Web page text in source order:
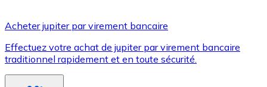
Utilisez les cartes Visa et Mastercard pour acheter
Acheter avec carte
Acheter jupiter par virement bancaire
Effectuez votre achat de jupiter par virement bancaire
traditionnel rapidement et en toute sécurité.